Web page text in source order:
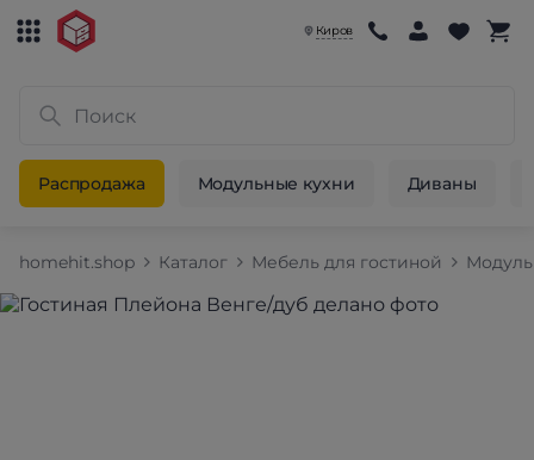
Киров
Распродажа Модульные кухни Диваны
homehit.shop Каталог Мебель для гостиной